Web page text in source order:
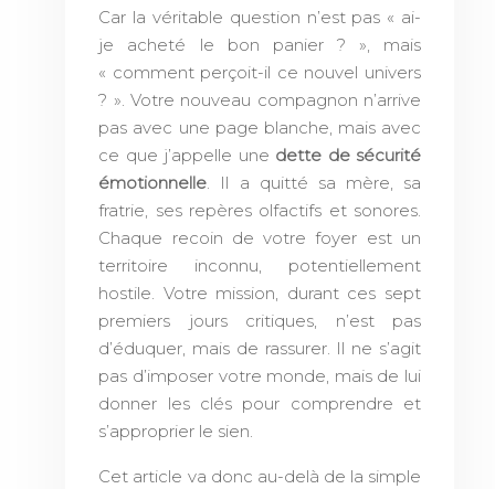
Car la véritable question n’est pas « ai-
je acheté le bon panier ? », mais
« comment perçoit-il ce nouvel univers
? ». Votre nouveau compagnon n’arrive
pas avec une page blanche, mais avec
ce que j’appelle une dette de sécurité
émotionnelle. Il a quitté sa mère, sa
fratrie, ses repères olfactifs et sonores.
Chaque recoin de votre foyer est un
territoire inconnu, potentiellement
hostile. Votre mission, durant ces sept
premiers jours critiques, n’est pas
d’éduquer, mais de rassurer. Il ne s’agit
pas d’imposer votre monde, mais de lui
donner les clés pour comprendre et
s’approprier le sien.
Cet article va donc au-delà de la simple